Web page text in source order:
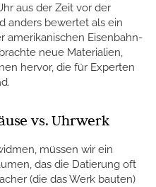
aus der Zeit vor der
anders bewertet als ein
amerikanischen Eisenbahn-
neue Materialien,
hervor, die für Experten
vs. Uhrwerk
müssen wir ein
das die Datierung oft
(die das Werk bauten)